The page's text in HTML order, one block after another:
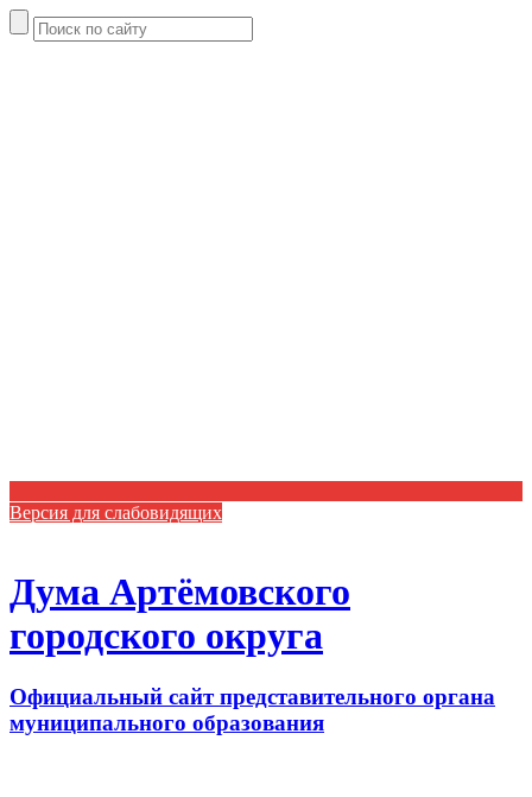
Версия для слабовидящих
Дума Артёмовского
городского округа
Официальный сайт представительного органа
муниципального образования